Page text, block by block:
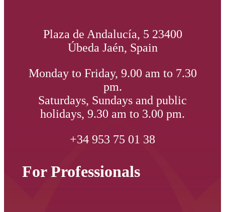
Plaza de Andalucía, 5 23400
Úbeda Jaén, Spain
Monday to Friday, 9.00 am to 7.30
pm.
Saturdays, Sundays and public
holidays, 9.30 am to 3.00 pm.
+34 953 75 01 38
For Professionals